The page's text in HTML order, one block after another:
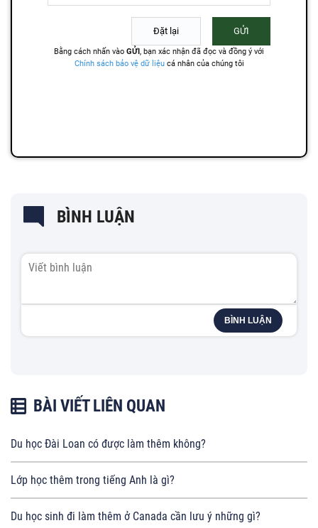
BÌNH LUẬN
BÌNH LUẬN
BÀI VIẾT LIÊN QUAN
Du học Đài Loan có được làm thêm không?
Lớp học thêm trong tiếng Anh là gì?
Du học sinh đi làm thêm ở Canada cần lưu ý những gì?